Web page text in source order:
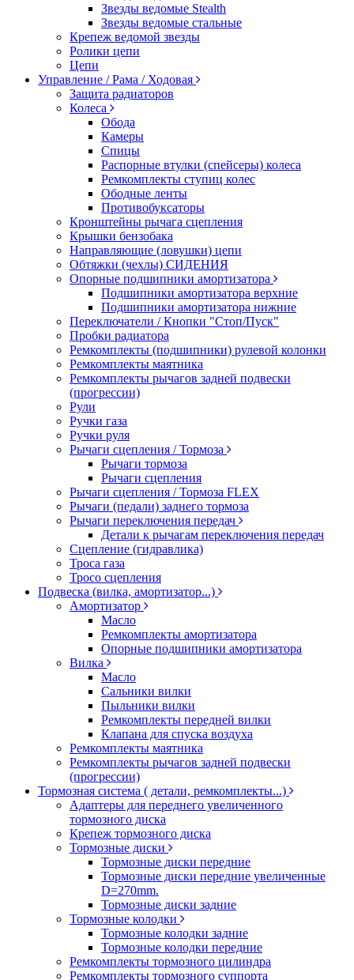
Звезды ведомые Stealth
Звезды ведомые стальные
Крепеж ведомой звезды
Ролики цепи
Цепи
Управление / Рама / Ходовая
Защита радиаторов
Колеса
Обода
Камеры
Спицы
Распорные втулки (спейсеры) колеса
Ремкомплекты ступиц колес
Ободные ленты
Противобуксаторы
Кронштейны рычага сцепления
Крышки бензобака
Направляющие (ловушки) цепи
Обтяжки (чехлы) СИДЕНИЯ
Опорные подшипники амортизатора
Подшипники амортизатора верхние
Подшипники амортизатора нижние
Переключатели / Кнопки "Стоп/Пуск"
Пробки радиатора
Ремкомплекты (подшипники) рулевой колонки
Ремкомплекты маятника
Ремкомплекты рычагов задней подвески
(прогрессии)
Рули
Ручки газа
Ручки руля
Рычаги сцепления / Тормоза
Рычаги тормоза
Рычаги сцепления
Рычаги сцепления / Тормоза FLEX
Рычаги (педали) заднего тормоза
Рычаги переключения передач
Детали к рычагам переключения передач
Сцепление (гидравлика)
Троса газа
Тросо сцепления
Подвеска (вилка, амортизатор...)
Амортизатор
Масло
Ремкомплекты амортизатора
Опорные подшипники амортизатора
Вилка
Масло
Сальники вилки
Пыльники вилки
Ремкомплекты передней вилки
Клапана для спуска воздуха
Ремкомплекты маятника
Ремкомплекты рычагов задней подвески
(прогрессии)
Тормозная система ( детали, ремкомплекты...)
Адаптеры для переднего увеличенного
тормозного диска
Крепеж тормозного диска
Тормозные диски
Тормозные диски передние
Тормозные диски передние увеличенные
D=270mm.
Тормозные диски задние
Тормозные колодки
Тормозные колодки задние
Тормозные колодки передние
Ремкомплекты тормозного цилиндра
Ремкомплекты тормозного суппорта